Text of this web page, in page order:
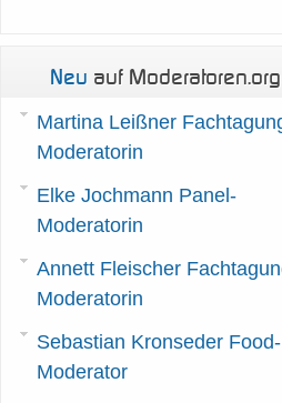
Neu auf Moderatoren.org
Martina Leißner
Moderatorin
Elke Jochmann Panel-
Moderatorin
Annett Fleischer
Moderatorin
Sebastian Kronseder Food-
Moderator